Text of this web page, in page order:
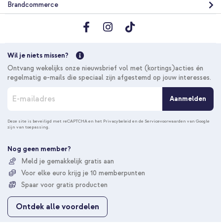
In winkelmandje
Gratis
verzending
Selencia Vivid Backcover Samsung Galaxy S24 - Wavy Swirl
Orange Fern + 2-Pack Telefoonhouder Zuignap - Olive Dust
Gratis verzending
Gratis
Brandcommerce
Wil je niets missen?
Ontvang wekelijks onze nieuwsbrief vol met (kortings)acties én
regelmatig e-mails die speciaal zijn afgestemd op jouw interesses.
n
n
e
u
o
p
z
Aanmelden
Deze site is beveiligd met reCAPTCHA en het Privacybeleid en de Servicevoorwaarden van Google
zijn van toepassing.
Nog geen member?
Meld je gemakkelijk gratis aan
Voor elke euro krijg je 10 memberpunten
Spaar voor gratis producten
Ontdek alle voordelen